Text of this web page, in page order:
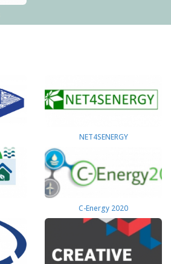
NET4SENERGY
C-Energy 2020